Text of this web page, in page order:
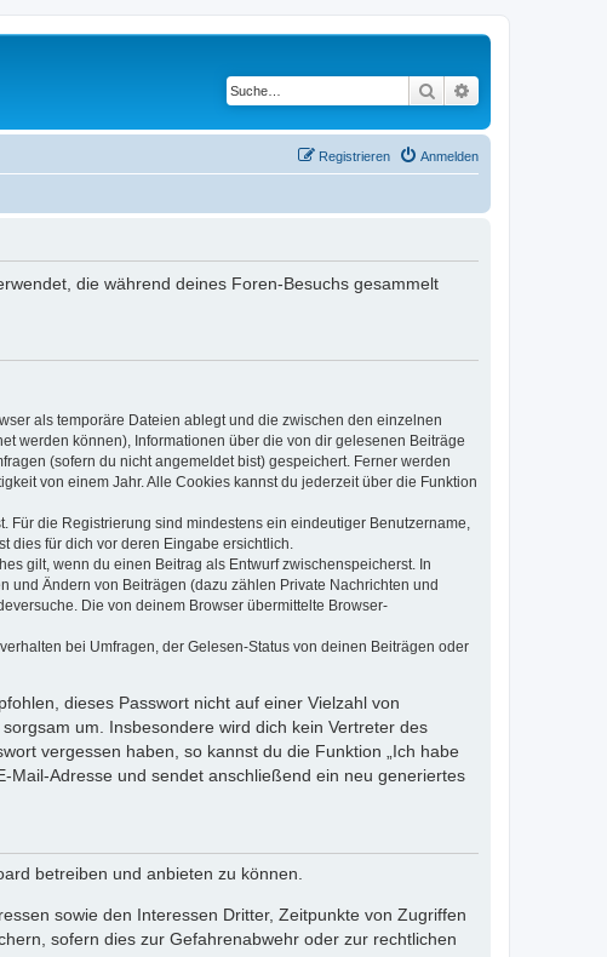
Suche
Anmelden
Registrieren
die während deines Foren-Besuchs gesammelt
als temporäre Dateien ablegt und die zwischen den einzelnen
werden können), Informationen über die von dir gelesenen Beiträge
(sofern du nicht angemeldet bist) gespeichert. Ferner werden
von einem Jahr. Alle Cookies kannst du jederzeit über die Funktion
die Registrierung sind mindestens ein eindeutiger Benutzername,
dies für dich vor deren Eingabe ersichtlich.
gilt, wenn du einen Beitrag als Entwurf zwischenspeicherst. In
und Ändern von Beiträgen (dazu zählen Private Nachrichten und
Die von deinem Browser übermittelte Browser-
bei Umfragen, der Gelesen-Status von deinen Beiträgen oder
dieses Passwort nicht auf einer Vielzahl von
um. Insbesondere wird dich kein Vertreter des
vergessen haben, so kannst du die Funktion „Ich habe
Mail-Adresse und sendet anschließend ein neu generiertes
betreiben und anbieten zu können.
sowie den Interessen Dritter, Zeitpunkte von Zugriffen
sofern dies zur Gefahrenabwehr oder zur rechtlichen